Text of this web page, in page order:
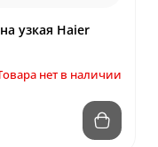
узкая Haier
нет в наличии